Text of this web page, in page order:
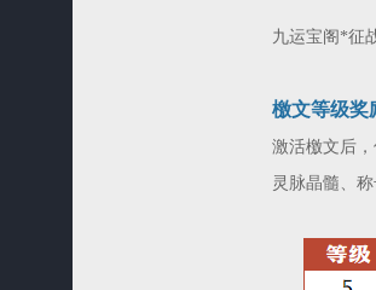
九运宝阁*征
檄文等级奖
激活檄文后
灵脉晶髓、